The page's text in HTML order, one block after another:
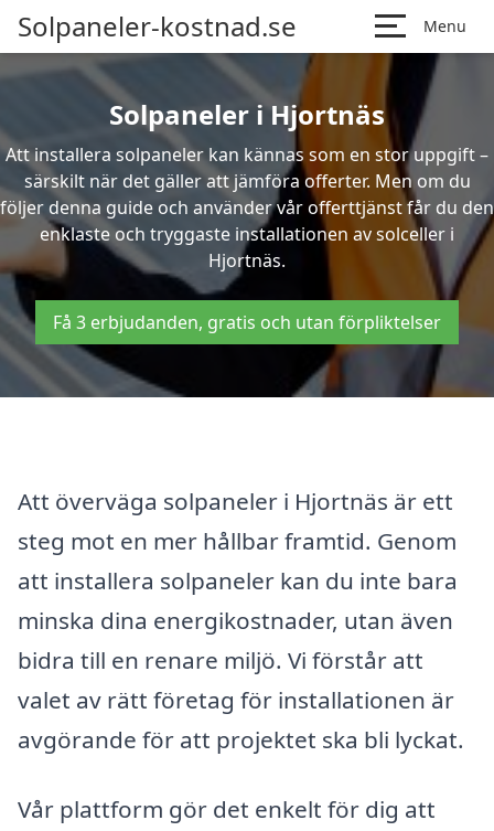
Solpaneler-kostnad.se Menu
Solpaneler i Hjortnäs
Att installera solpaneler kan kännas som en stor uppgift –
särskilt när det gäller att jämföra offerter. Men om du
följer denna guide och använder vår offerttjänst får du den
enklaste och tryggaste installationen av solceller i
Hjortnäs.
Få 3 erbjudanden, gratis och utan förpliktelser
Att överväga solpaneler i Hjortnäs är ett
steg mot en mer hållbar framtid. Genom
att installera solpaneler kan du inte bara
minska dina energikostnader, utan även
bidra till en renare miljö. Vi förstår att
valet av rätt företag för installationen är
avgörande för att projektet ska bli lyckat.
Vår plattform gör det enkelt för dig att